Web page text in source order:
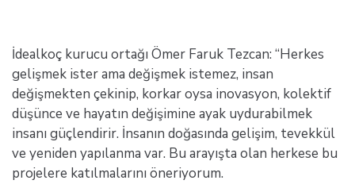
İdealkoç kurucu ortağı Ömer Faruk Tezcan: “Herkes
gelişmek ister ama değişmek istemez, insan
değişmekten çekinip, korkar oysa inovasyon, kolektif
düşünce ve hayatın değişimine ayak uydurabilmek
insanı güçlendirir. İnsanın doğasında gelişim, tevekkül
ve yeniden yapılanma var. Bu arayışta olan herkese bu
projelere katılmalarını öneriyorum.